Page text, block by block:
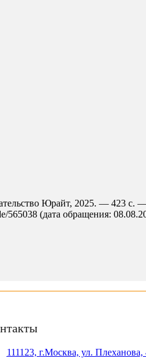
Юрайт, 2025. — 423 с.
(дата обращения:
111123, г.Москва, ул. Плеханова,